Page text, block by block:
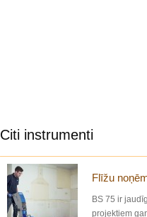
Citi instrumenti
Flīžu
BS 75 ir
projektiem